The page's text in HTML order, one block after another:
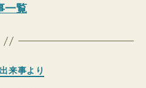
一覧
カ
来事より